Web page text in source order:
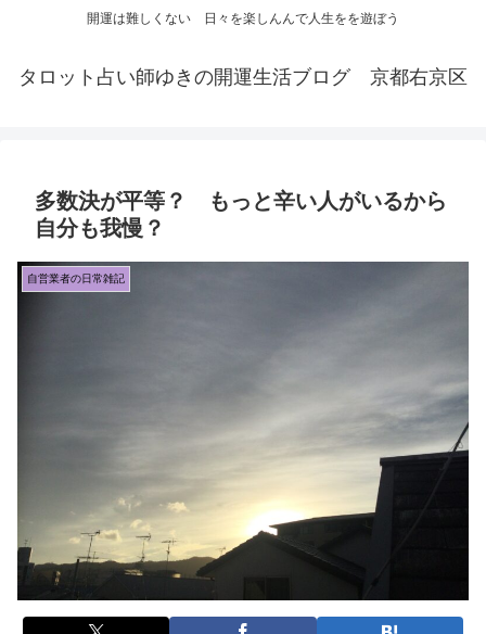
開運は難しくない 日々を楽しんんで人生をを遊ぼう
タロット占い師ゆきの開運生活ブログ 京都右京区
多数決が平等？ もっと辛い人がいるから
自分も我慢？
自営業者の日常雑記